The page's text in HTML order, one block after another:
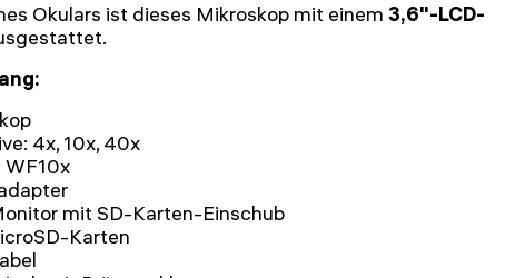
Okulars ist dieses Mikroskop mit einem 3,6"-LCD-
4x, 10x, 40x
WF10x
mit SD-Karten-Einschub
Karten